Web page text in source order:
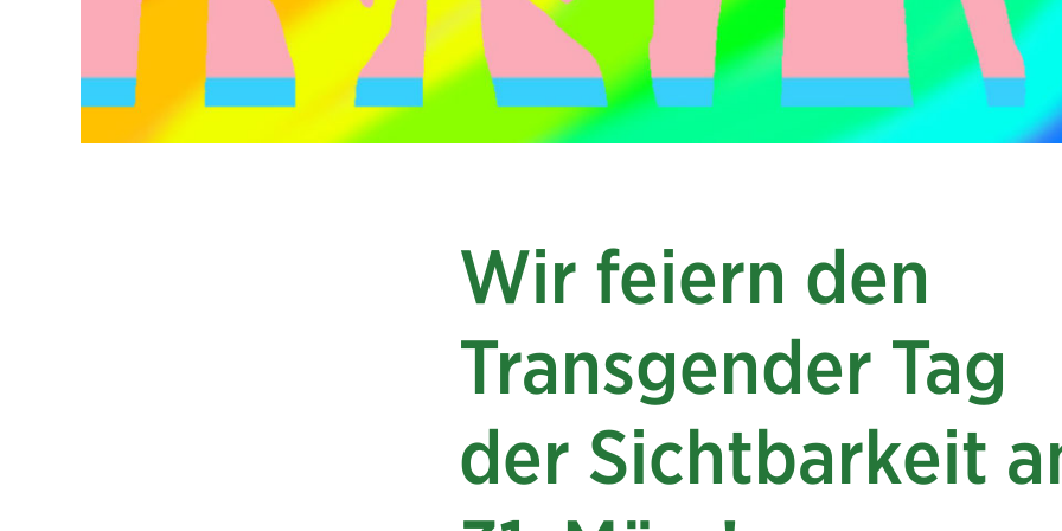
Wir feiern den
Transgender Tag
der Sichtbarkeit